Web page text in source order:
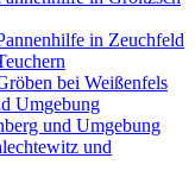
in Zeuchfeld
bei Weißenfels
Umgebung
und Umgebung
und